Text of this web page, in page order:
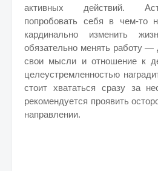
активных действий.
попробовать себя в чем-то
кардинально изменить
обязательно менять работу —
свои мысли и отношение к
целеустремленностью
стоит хвататься сразу за
рекомендуется проявить
направлении.